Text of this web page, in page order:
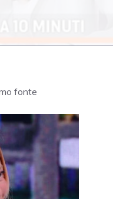
fonte